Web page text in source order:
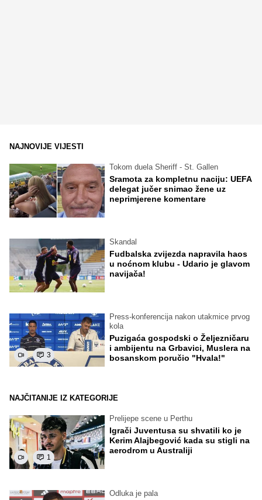
NAJNOVIJE VIJESTI
Tokom duela Sheriff - St. Gallen
Sramota za kompletnu naciju: UEFA
delegat jučer snimao žene uz
neprimjerene komentare
Skandal
Fudbalska zvijezda napravila haos
u noćnom klubu - Udario je glavom
navijača!
3
Press-konferencija nakon utakmice prvog
kola
Puzigaća gospodski o Željezničaru
i ambijentu na Grbavici, Muslera na
bosanskom poručio "Hvala!"
NAJČITANIJE IZ KATEGORIJE
1
Prelijepe scene u Perthu
Igrači Juventusa su shvatili ko je
Kerim Alajbegović kada su stigli na
aerodrom u Australiji
Odluka je pala